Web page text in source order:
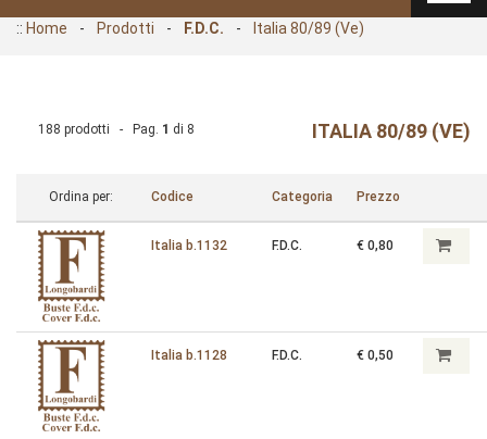
:: Home - Prodotti - F.D.C. - Italia 80/89 (Ve)
ITALIA 80/89 (VE)
188 prodotti - Pag. 1 di 8
Ordina per: Codice Categoria Prezzo
Italia b.1132 F.D.C. € 0,80
Italia b.1128 F.D.C. € 0,50